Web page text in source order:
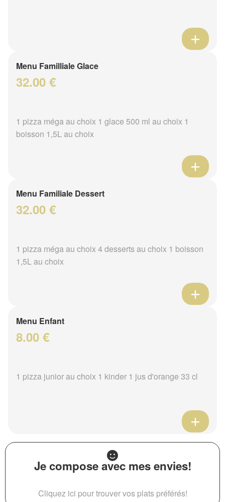
Menu Familliale Glace
32.00 €
1 pizza méga au choix 1 glace 500 ml au choix 1
boisson 1,5L au choix
Menu Familiale Dessert
32.00 €
1 pizza méga au choix 4 desserts au choix 1 boisson
1,5L au choix
Menu Enfant
8.00 €
1 pizza junior au choix 1 kinder 1 jus d'orange 33 cl
Je compose avec mes envies!
Cliquez ici pour trouver vos plats préférés!